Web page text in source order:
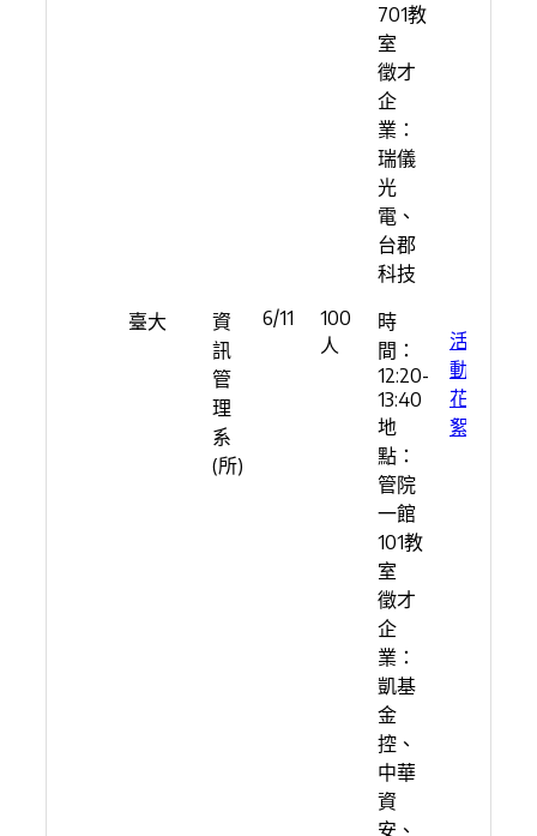
701教
室
徵才
企
業：
瑞儀
光
電、
台郡
科技
臺大
資
訊
管
理
系
(所)
6/11
100
人
時
間：
12:20-
13:40
地
點：
管院
一館
101教
室
徵才
企
業：
凱基
金
控、
中華
資
安、
活
動
花
絮